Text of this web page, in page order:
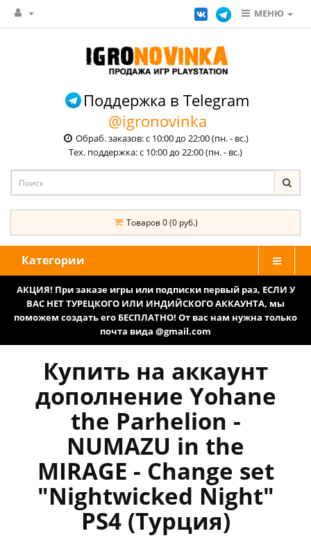
МЕНЮ
Поддержка в Telegram
@igronovinka
Обраб. заказов: с 10:00 до 22:00 (пн. - вс.)
Тех. поддержка: с 10:00 до 22:00 (пн. - вс.)
Товаров 0 (0 руб.)
Категории
АКЦИЯ! При заказе игры или подписки первый раз, ЕСЛИ У
ВАС НЕТ ТУРЕЦКОГО ИЛИ ИНДИЙСКОГО АККАУНТА, мы
поможем создать его БЕСПЛАТНО! От вас нам нужна только
почта вида @gmail.com
Купить на аккаунт
дополнение Yohane
the Parhelion -
NUMAZU in the
MIRAGE - Change set
"Nightwicked Night"
PS4 (Турция)